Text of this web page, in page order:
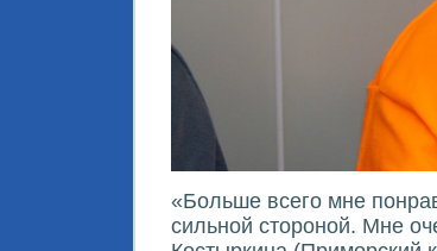
«Больше всего мне
сильной стороной. Мне